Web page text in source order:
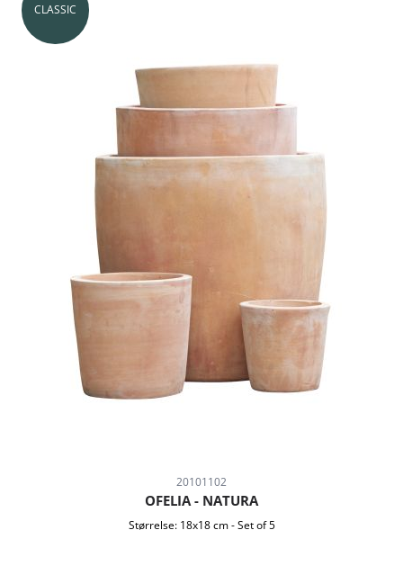
CLASSIC
20101102
OFELIA - NATURA
Størrelse: 18x18 cm -Set of 5